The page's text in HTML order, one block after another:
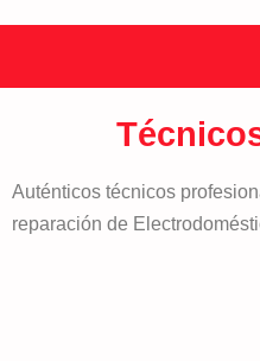
Auténticos técnicos
reparación de